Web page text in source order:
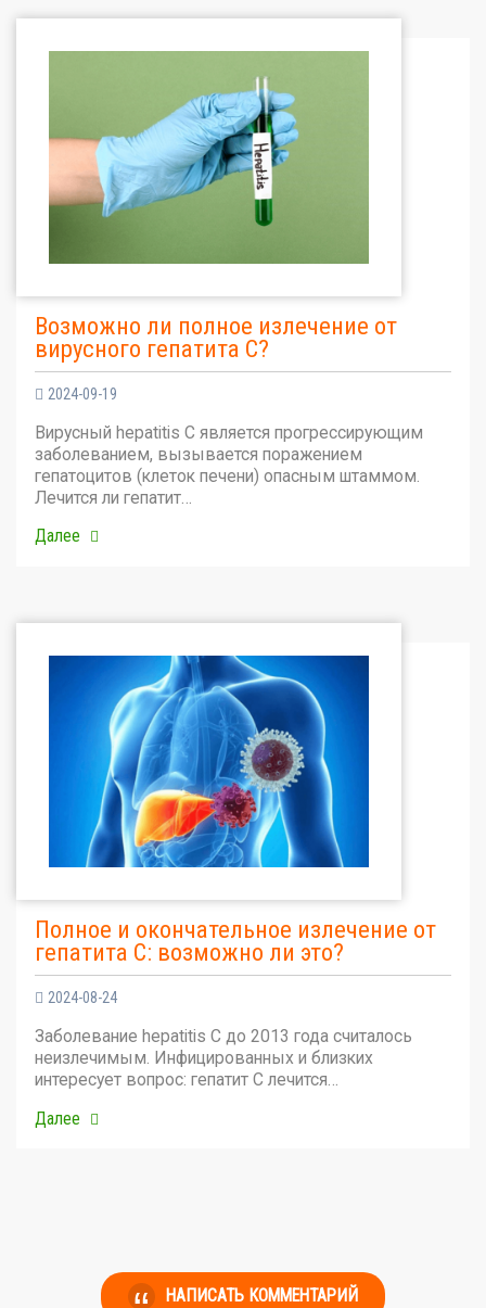
Возможно ли полное излечение от
вирусного гепатита С?
2024-09-19
Вирусный hepatitis C является прогрессирующим
заболеванием, вызывается поражением
гепатоцитов (клеток печени) опасным штаммом.
Лечится ли гепатит…
Далее
Полное и окончательное излечение от
гепатита С: возможно ли это?
2024-08-24
Заболевание hepatitis C до 2013 года считалось
неизлечимым. Инфицированных и близких
интересует вопрос: гепатит С лечится…
Далее
НАПИСАТЬ КОММЕНТАРИЙ